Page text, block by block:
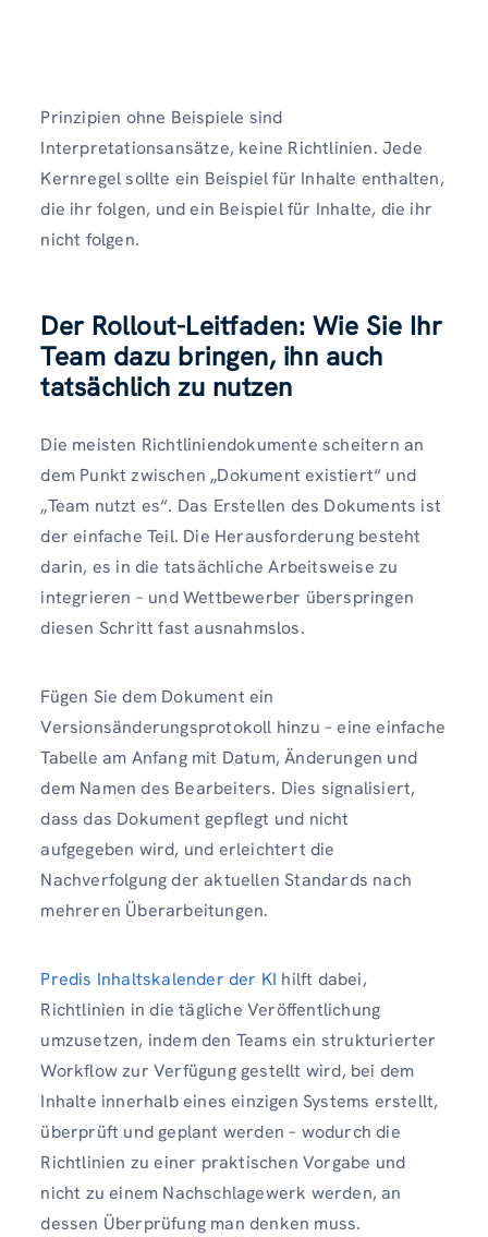
Prinzipien ohne Beispiele sind
Interpretationsansätze, keine Richtlinien. Jede
Kernregel sollte ein Beispiel für Inhalte enthalten,
die ihr folgen, und ein Beispiel für Inhalte, die ihr
nicht folgen.
Der Rollout-Leitfaden: Wie Sie Ihr
Team dazu bringen, ihn auch
tatsächlich zu nutzen
Die meisten Richtliniendokumente scheitern an
dem Punkt zwischen „Dokument existiert“ und
„Team nutzt es“. Das Erstellen des Dokuments ist
der einfache Teil. Die Herausforderung besteht
darin, es in die tatsächliche Arbeitsweise zu
integrieren – und Wettbewerber überspringen
diesen Schritt fast ausnahmslos.
Fügen Sie dem Dokument ein
Versionsänderungsprotokoll hinzu – eine einfache
Tabelle am Anfang mit Datum, Änderungen und
dem Namen des Bearbeiters. Dies signalisiert,
dass das Dokument gepflegt und nicht
aufgegeben wird, und erleichtert die
Nachverfolgung der aktuellen Standards nach
mehreren Überarbeitungen.
Predis Inhaltskalender der KI hilft dabei,
Richtlinien in die tägliche Veröffentlichung
umzusetzen, indem den Teams ein strukturierter
Workflow zur Verfügung gestellt wird, bei dem
Inhalte innerhalb eines einzigen Systems erstellt,
überprüft und geplant werden – wodurch die
Richtlinien zu einer praktischen Vorgabe und
nicht zu einem Nachschlagewerk werden, an
dessen Überprüfung man denken muss.